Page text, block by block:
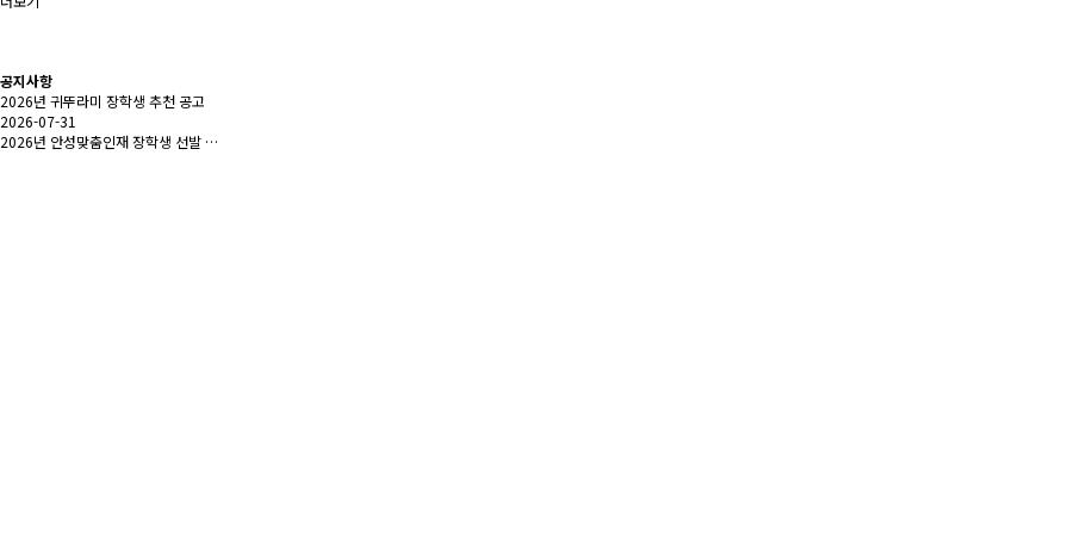
공지사항
2026년 귀뚜라미 장학생 추천 공고
2026-07-31
2026년 안성맞춤인재 장학생 선발 …